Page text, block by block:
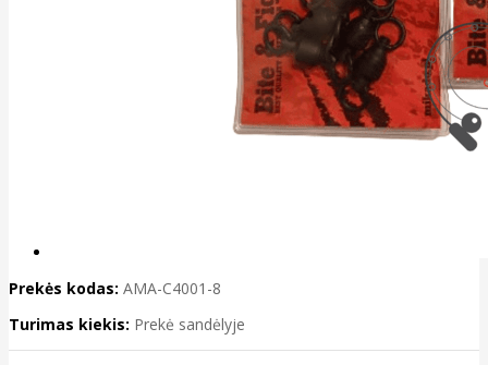
Prekės kodas: AMA-C4001-8
Turimas kiekis: Prekė sandėlyje